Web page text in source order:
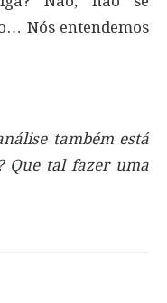
Nós entendemos
também está
Que tal fazer uma